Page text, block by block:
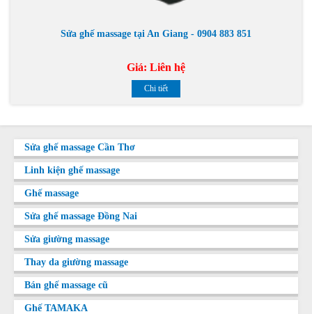
Sửa ghế massage tại An Giang - 0904 883 851
Giá: Liên hệ
Chi tiết
Sửa ghế massage Cần Thơ
Linh kiện ghế massage
Ghế massage
Sửa ghế massage Đồng Nai
Sửa giường massage
Thay da giường massage
Bán ghế massage cũ
Ghế TAMAKA